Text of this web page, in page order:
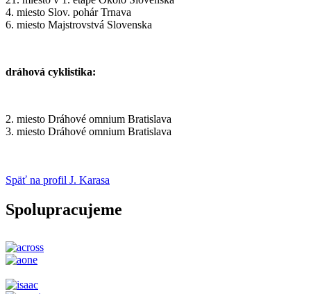
4. miesto Slov. pohár Trnava
6. miesto Majstrovstvá Slovenska
dráhová cyklistika:
2. miesto Dráhové omnium Bratislava
3. miesto Dráhové omnium Bratislava
Späť na profil J. Karasa
Spolupracujeme